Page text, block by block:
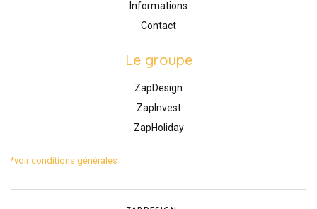
Informations
Contact
Le groupe
ZapDesign
ZapInvest
ZapHoliday
*voir conditions générales